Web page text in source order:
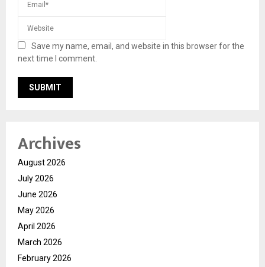
Save my name, email, and website in this browser for the
next time I comment.
Archives
August 2026
July 2026
June 2026
May 2026
April 2026
March 2026
February 2026